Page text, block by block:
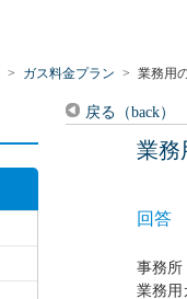
> ガス料金プラン > 業務用
戻る（back）
業務
回答
事務所
業務用